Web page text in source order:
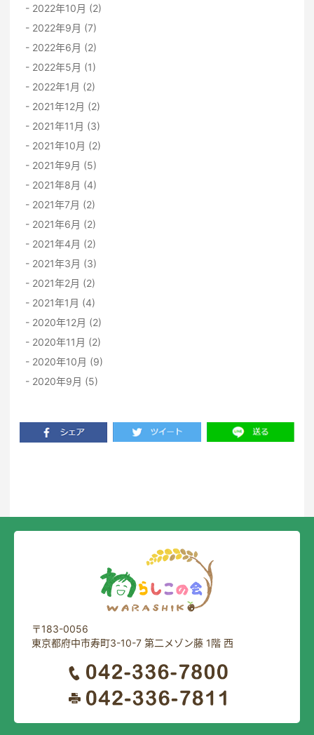
2022年10月 (2)
2022年9月 (7)
2022年6月 (2)
2022年5月 (1)
2022年1月 (2)
2021年12月 (2)
2021年11月 (3)
2021年10月 (2)
2021年9月 (5)
2021年8月 (4)
2021年7月 (2)
2021年6月 (2)
2021年4月 (2)
2021年3月 (3)
2021年2月 (2)
2021年1月 (4)
2020年12月 (2)
2020年11月 (2)
2020年10月 (9)
2020年9月 (5)
〒183-0056
東京都府中市寿町3-10-7 第二メゾン藤 1階 西